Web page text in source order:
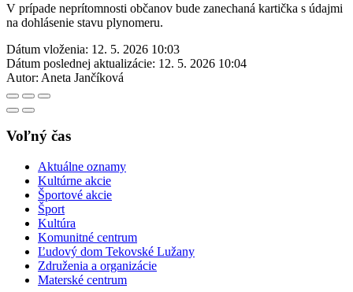
V prípade neprítomnosti občanov bude zanechaná kartička s údajmi
na dohlásenie stavu plynomeru.
Dátum vloženia: 12. 5. 2026 10:03
Dátum poslednej aktualizácie: 12. 5. 2026 10:04
Autor: Aneta Jančíková
Voľný čas
Aktuálne oznamy
Kultúrne akcie
Športové akcie
Šport
Kultúra
Komunitné centrum
Ľudový dom Tekovské Lužany
Združenia a organizácie
Materské centrum